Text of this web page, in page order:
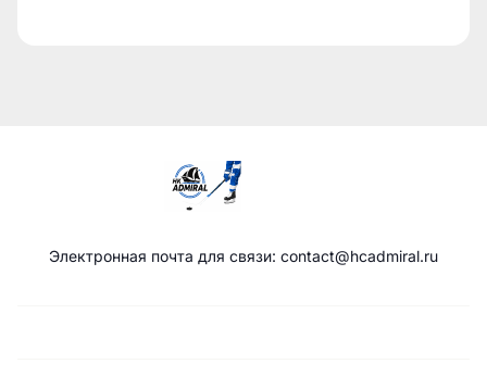
Электронная почта для связи: contact@hcadmiral.ru